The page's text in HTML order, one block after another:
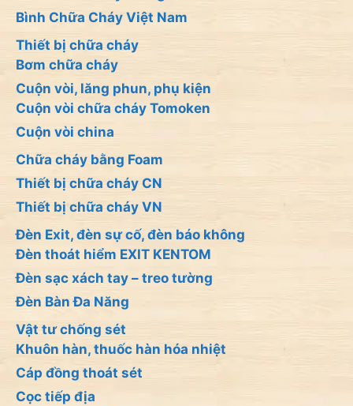
Bình Chữa Cháy Việt Nam
Thiết bị chữa cháy
Bơm chữa cháy
Cuộn vòi, lăng phun, phụ kiện
Cuộn vòi chữa cháy Tomoken
Cuộn vòi china
Chữa cháy bằng Foam
Thiết bị chữa cháy CN
Thiết bị chữa cháy VN
Đèn Exit, đèn sự cố, đèn báo không
Đèn thoát hiểm EXIT KENTOM
Đèn sạc xách tay – treo tường
Đèn Bàn Đa Năng
Vật tư chống sét
Khuôn hàn, thuốc hàn hóa nhiệt
Cáp đồng thoát sét
Cọc tiếp địa